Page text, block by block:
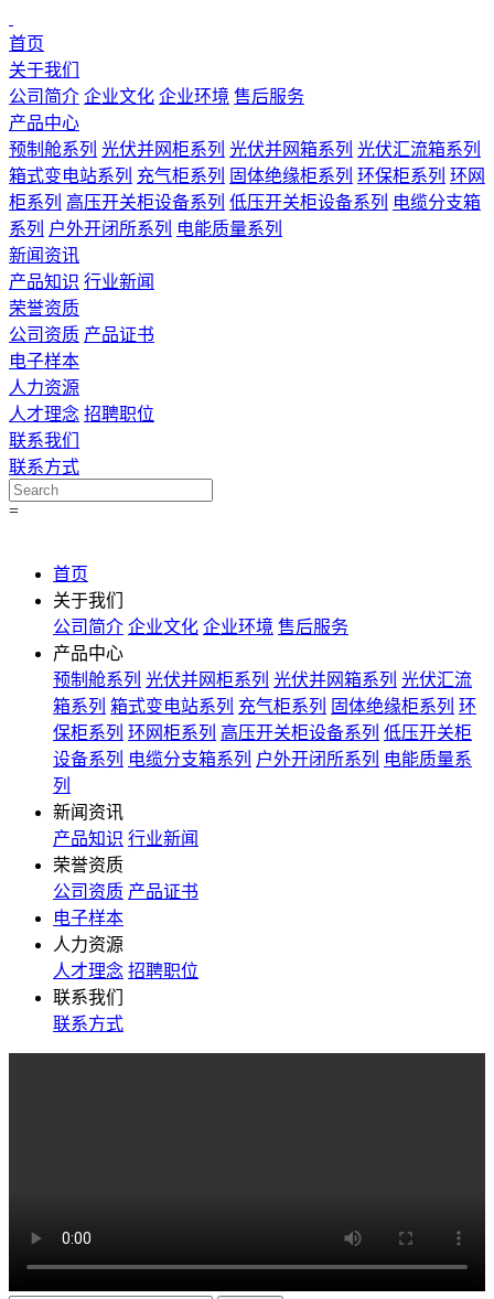
首页
关于我们
公司简介 企业文化 企业环境 售后服务
产品中心
预制舱系列 光伏并网柜系列 光伏并网箱系列 光伏汇流箱系列
箱式变电站系列 充气柜系列 固体绝缘柜系列 环保柜系列 环网
柜系列 高压开关柜设备系列 低压开关柜设备系列 电缆分支箱
系列 户外开闭所系列 电能质量系列
新闻资讯
产品知识 行业新闻
荣誉资质
公司资质 产品证书
电子样本
人力资源
人才理念 招聘职位
联系我们
联系方式
=
首页
关于我们
公司简介 企业文化 企业环境 售后服务
产品中心
预制舱系列 光伏并网柜系列 光伏并网箱系列 光伏汇流
箱系列 箱式变电站系列 充气柜系列 固体绝缘柜系列 环
保柜系列 环网柜系列 高压开关柜设备系列 低压开关柜
设备系列 电缆分支箱系列 户外开闭所系列 电能质量系
列
新闻资讯
产品知识 行业新闻
荣誉资质
公司资质 产品证书
电子样本
人力资源
人才理念 招聘职位
联系我们
联系方式